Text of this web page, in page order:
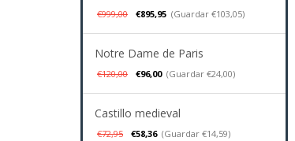
€999,00 €895,95 (Guardar €103,05)
Notre Dame de Paris
€120,00 €96,00 (Guardar €24,00)
Castillo medieval
€72,95 €58,36 (Guardar €14,59)